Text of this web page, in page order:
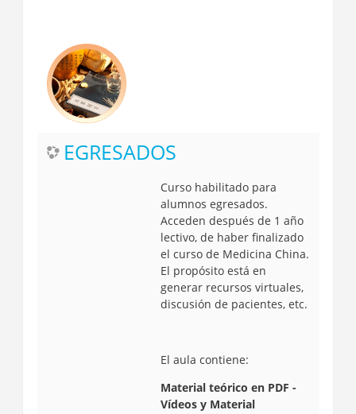
EGRESADOS
Curso habilitado para
alumnos egresados.
Acceden después de 1 año
lectivo, de haber finalizado
el curso de Medicina China.
El propósito está en
generar recursos virtuales,
discusión de pacientes, etc.
El aula contiene:
Material teórico en PDF -
Vídeos y Material